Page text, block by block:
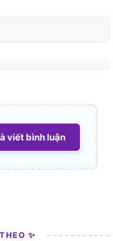
viết bình luận
✨